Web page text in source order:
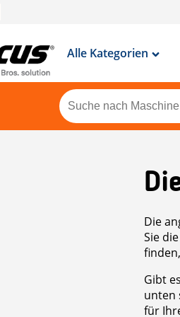
Alle Kategorien
Die
Sie
Gibt
unten
für